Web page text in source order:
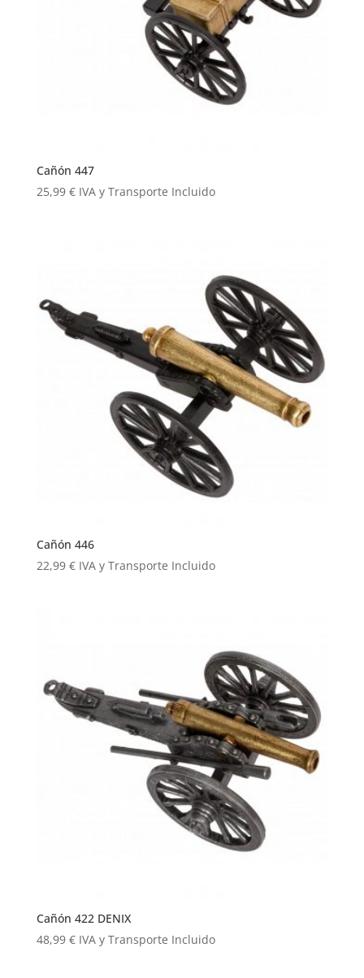
Cañón 447
25,99 € IVA y Transporte Incluido
Cañón 446
22,99 € IVA y Transporte Incluido
Cañón 422 DENIX
48,99 € IVA y Transporte Incluido